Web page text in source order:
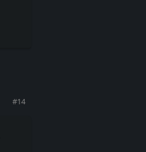
#14